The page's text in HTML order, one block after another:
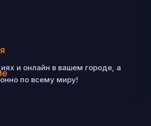
и онлайн в вашем городе, а
по всему миру!